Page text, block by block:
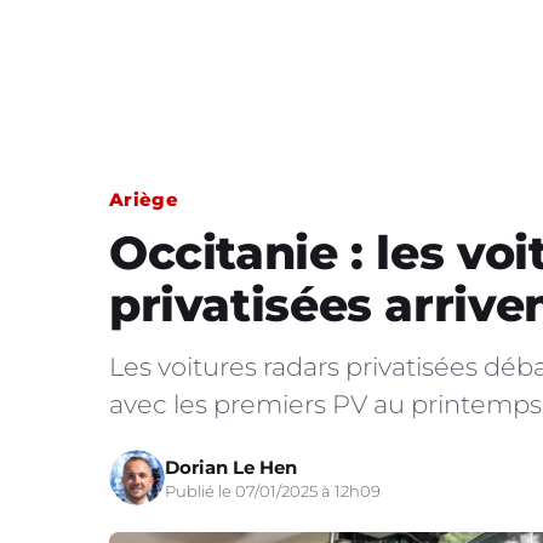
Ariège
Occitanie : les
privatisées
Les voitures radars privatisées
avec les premiers PV au
Dorian Le Hen
Publié le 07/01/2025 à 12h09